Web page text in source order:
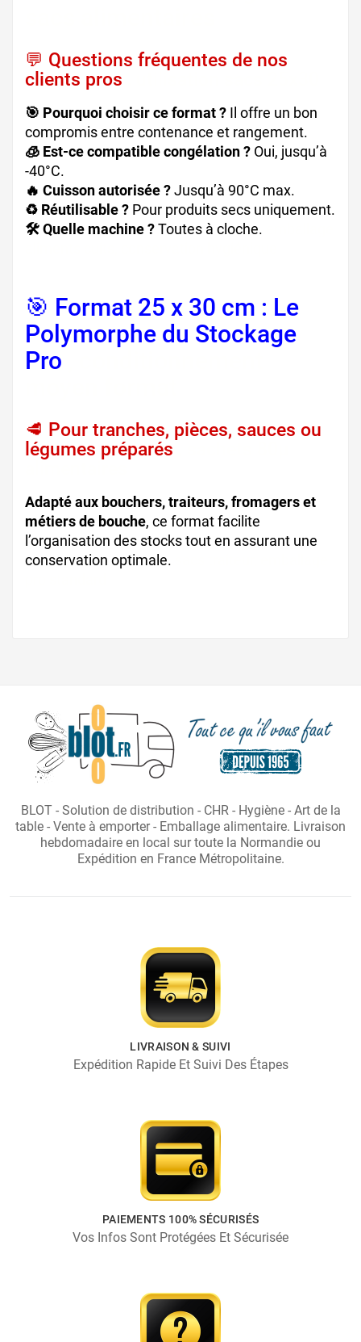
💬 Questions fréquentes de nos
clients pros
🎯 Pourquoi choisir ce format ? Il offre un bon
compromis entre contenance et rangement.
🧊 Est-ce compatible congélation ? Oui, jusqu’à
-40°C.
🔥 Cuisson autorisée ?Jusqu’à 90°C max.
♻️ Réutilisable ? Pour produits secs uniquement.
🛠️ Quelle machine ?Toutes à cloche.
🎯 Format 25 x 30 cm : Le
Polymorphe du Stockage
Pro
🥩 Pour tranches, pièces, sauces ou
légumes préparés
Adapté aux bouchers, traiteurs, fromagers et
métiers de bouche, ce format facilite
l’organisation des stocks tout en assurant une
conservation optimale.
BLOT - Solution de distribution - CHR - Hygiène - Art de la
table - Vente à emporter - Emballage alimentaire. Livraison
hebdomadaire en local sur toute la Normandie ou
Expédition en France Métropolitaine.
LIVRAISON & SUIVI
Expédition Rapide Et Suivi Des Étapes
PAIEMENTS 100% SÉCURISÉS
Vos Infos Sont Protégées Et Sécurisée